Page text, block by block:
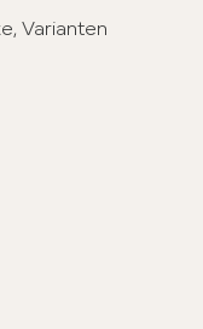
Varianten